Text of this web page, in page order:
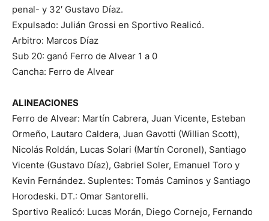
penal- y 32′ Gustavo Díaz.
Expulsado: Julián Grossi en Sportivo Realicó.
Arbitro: Marcos Díaz
Sub 20: ganó Ferro de Alvear 1 a 0
Cancha: Ferro de Alvear
ALINEACIONES
Ferro de Alvear: Martín Cabrera, Juan Vicente, Esteban
Ormeño, Lautaro Caldera, Juan Gavotti (Willian Scott),
Nicolás Roldán, Lucas Solari (Martín Coronel), Santiago
Vicente (Gustavo Díaz), Gabriel Soler, Emanuel Toro y
Kevin Fernández. Suplentes: Tomás Caminos y Santiago
Horodeski. DT.: Omar Santorelli.
Sportivo Realicó: Lucas Morán, Diego Cornejo, Fernando